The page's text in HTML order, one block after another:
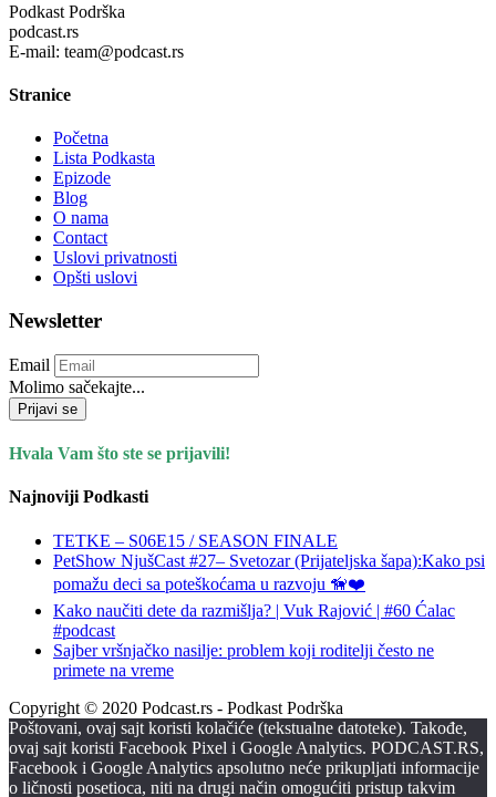
Podkast Podrška
podcast.rs
E-mail: team@podcast.rs
Stranice
Početna
Lista Podkasta
Epizode
Blog
O nama
Contact
Uslovi privatnosti
Opšti uslovi
Newsletter
Email
Molimo sačekajte...
Prijavi se
Hvala Vam što ste se prijavili!
Najnoviji Podkasti
TETKE – S06E15 / SEASON FINALE
PetShow NjušCast #27– Svetozar (Prijateljska šapa):Kako psi
pomažu deci sa poteškoćama u razvoju 🦮❤️
Kako naučiti dete da razmišlja? | Vuk Rajović | #60 Ćalac
#podcast
Sajber vršnjačko nasilje: problem koji roditelji često ne
primete na vreme
Copyright © 2020 Podcast.rs - Podkast Podrška
Poštovani, ovaj sajt koristi kolačiće (tekstualne datoteke). Takođe,
ovaj sajt koristi Facebook Pixel i Google Analytics. PODCAST.RS,
Facebook i Google Analytics apsolutno neće prikupljati informacije
o ličnosti posetioca, niti na drugi način omogućiti pristup takvim